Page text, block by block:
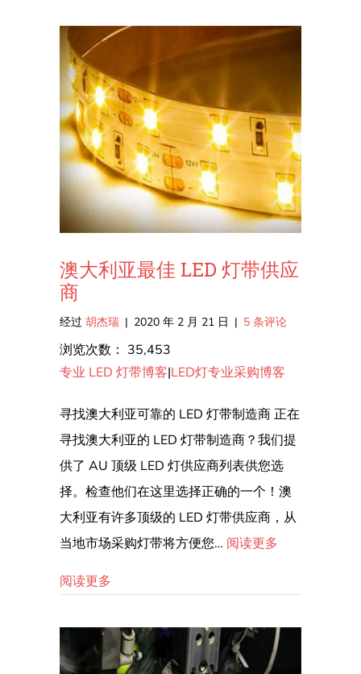
应
澳大利亚最佳 LED 灯带供应
商
经过 胡杰瑞 | 2020 年 2 月 21 日 | 5 条评论
浏览次数： 35,453
专业 LED 灯带博客|LED灯专业采购博客
寻找澳大利亚可靠的 LED 灯带制造商 正在
寻找澳大利亚的 LED 灯带制造商？我们提
供了 AU 顶级 LED 灯供应商列表供您选
择。检查他们在这里选择正确的一个！澳
大利亚有许多顶级的 LED 灯带供应商，从
当地市场采购灯带将方便您… 阅读更多
阅读更多